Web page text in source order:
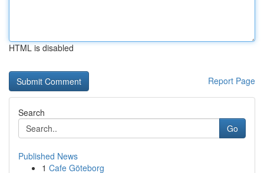
HTML is disabled
Report Page
Search
Go
Published News
1 Cafe Göteborg